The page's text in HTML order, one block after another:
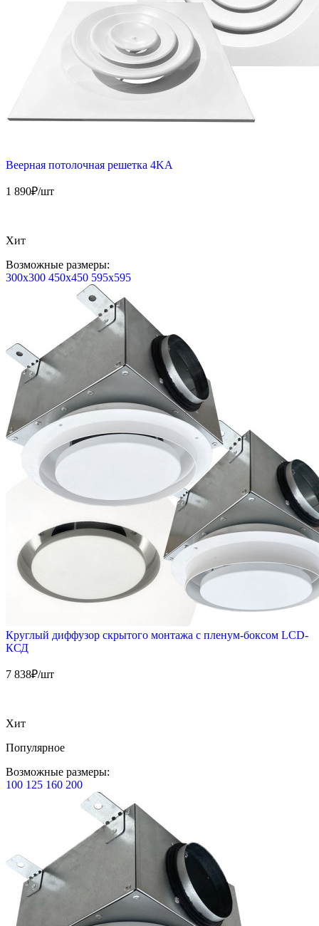
Веерная потолочная решетка 4KA
1 890₽/шт
Хит
Возможные размеры:
300х300 450х450 595х595
Круглый диффузор скрытого монтажа с пленум-боксом LCD-
КСД
7 838₽/шт
Хит
Популярное
Возможные размеры:
100 125 160 200